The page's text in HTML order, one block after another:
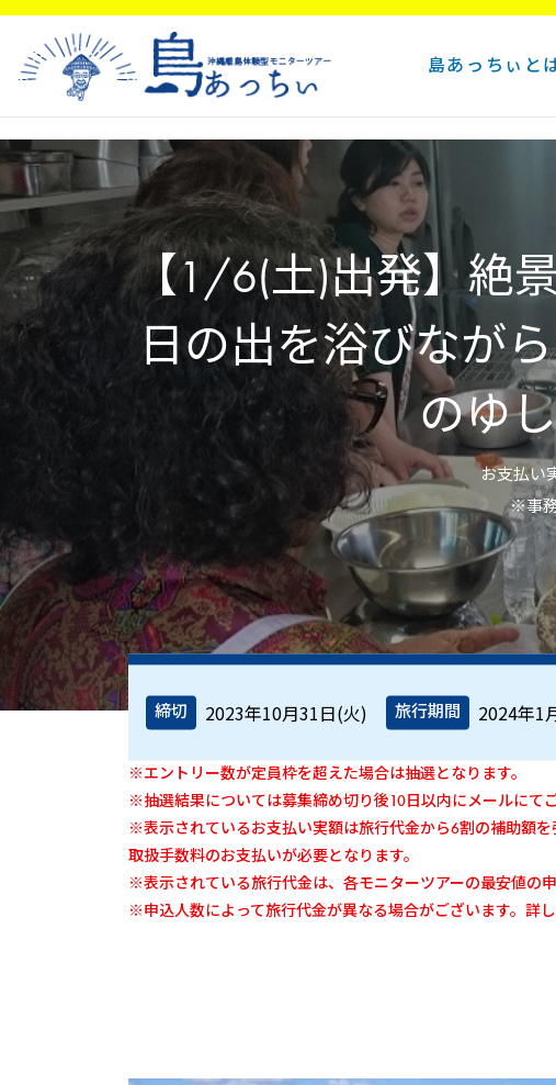
島あっちぃと
【1/6(土)出発】絶
日の出を浴びなが
のゆ
お支払い
※事
締切 2023年10月31日(火) 旅行期間 2024年1
※エントリー数が定員枠を超えた場合は抽選となります。
※抽選結果については募集締め切り後10日以内にメールにてご
※表示されているお支払い実額は旅行代金から6割の補助額
取扱手数料のお支払いが必要となります。
※表示されている旅行代金は、各モニターツアーの最安値の
※申込人数によって旅行代金が異なる場合がございます。詳